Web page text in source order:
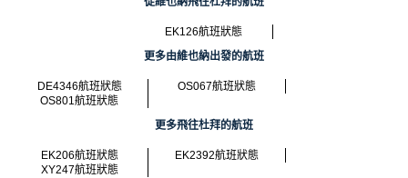
EK126航班狀態
更多由維也納出發的航班
DE4346航班狀態
OS067航班狀態
OS801航班狀態
更多飛往杜拜的航班
EK206航班狀態
EK2392航班狀態
XY247航班狀態